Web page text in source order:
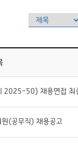
(공무직) 채용공고